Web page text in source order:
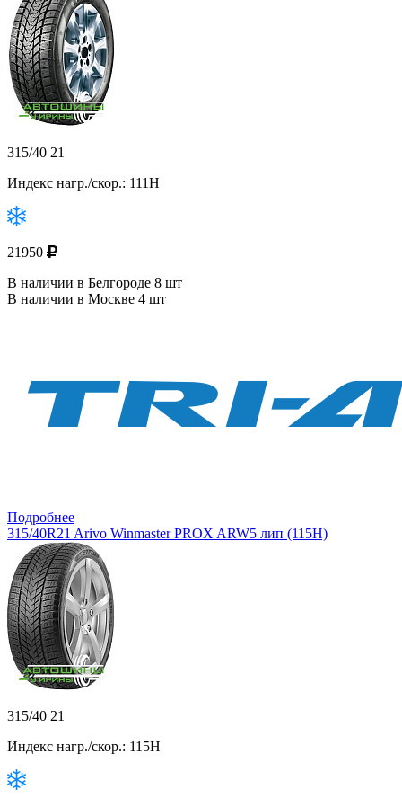
315/40 21
Индекс нагр./скор.: 111H
21950
В наличии в Белгороде 8 шт
В наличии в Москве 4 шт
Подробнее
315/40R21 Arivo Winmaster PROX ARW5 лип (115H)
315/40 21
Индекс нагр./скор.: 115H